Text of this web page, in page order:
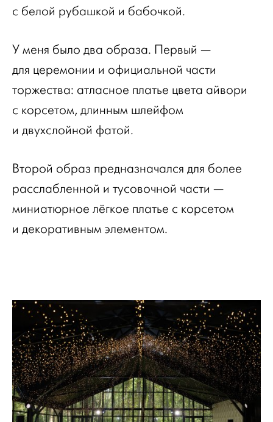
с белой рубашкой и бабочкой.
У меня было два образа. Первый —
для церемонии и официальной части
торжества: атласное платье цвета айвори
с корсетом, длинным шлейфом
и двухслойной фатой.
Второй образ предназначался для более
расслабленной и тусовочной части —
миниатюрное лёгкое платье с корсетом
и декоративным элементом.